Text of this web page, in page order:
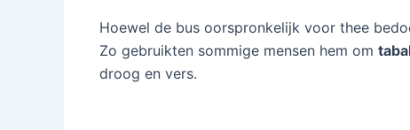
Hoewel de bus oorspronkelijk voor thee
Zo gebruikten sommige mensen hem om
droog en vers.